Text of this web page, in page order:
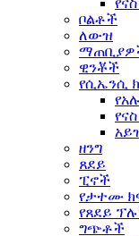
ቦልቶች
ለውዝ
ዊንቾች
የሲኤንሲ
ዘንግ
ጸደይ
ፒኖች
የታተሙ
የጸደይ
ግጭቶች